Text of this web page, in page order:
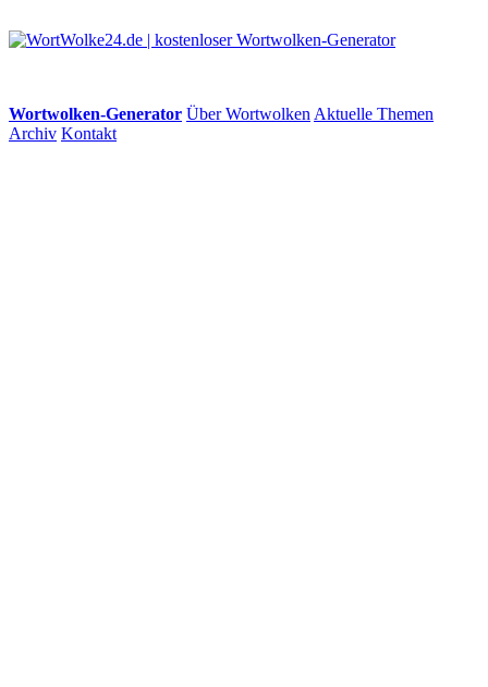
Wortwolken-Generator Über Wortwolken Aktuelle Themen
Archiv Kontakt